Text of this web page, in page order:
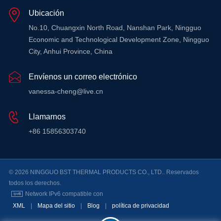
INFORMACIÓN
Ubicación
No.10, Chuangxin North Road, Nanshan Park, Ningguo
Economic and Technological Development Zone, Ningguo
City, Anhui Province, China
Envíenos un correo electrónico
vanessa-cheng@live.cn
Llamarnos
+86 15856303740
© 2026 NINGGUO BST THERMAL PRODUCTS CO., LTD.. Reservados
todos los derechos.
Network IPv6 compatible con
XML
| Mapa del sitio | Blog | política de privacidad